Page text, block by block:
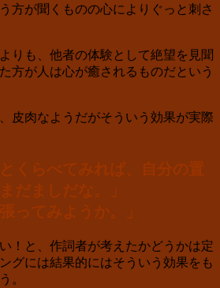
方が聞くものの心によりぐっと刺さ
りも、他者の体験として絶望を見聞
方が人は心が癒されるものだという
皮肉なようだがそういう効果が実際
くらべてみれば、自分の置
だましだな。」
ってみようか。」
！と、作詞者が考えたかどうかは定
グには結果的にはそういう効果をも
。